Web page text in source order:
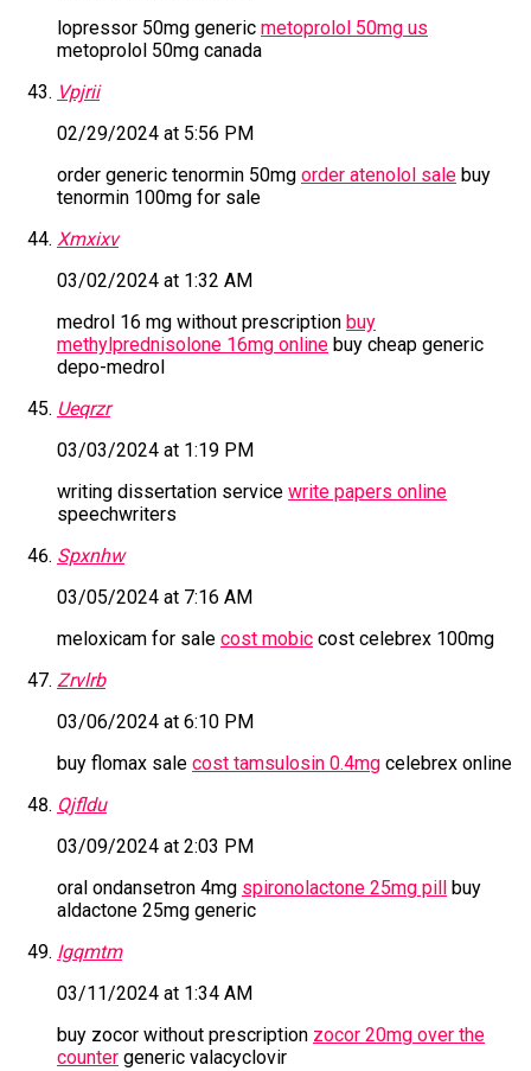
lopressor 50mg generic metoprolol 50mg us
metoprolol 50mg canada
Vpjrii
02/29/2024 at 5:56 PM
order generic tenormin 50mg order atenolol sale buy
tenormin 100mg for sale
Xmxixv
03/02/2024 at 1:32 AM
medrol 16 mg without prescription buy
methylprednisolone 16mg online buy cheap generic
depo-medrol
Ueqrzr
03/03/2024 at 1:19 PM
writing dissertation service write papers online
speechwriters
Spxnhw
03/05/2024 at 7:16 AM
meloxicam for sale cost mobic cost celebrex 100mg
Zrvlrb
03/06/2024 at 6:10 PM
buy flomax sale cost tamsulosin 0.4mg celebrex online
Qjfldu
03/09/2024 at 2:03 PM
oral ondansetron 4mg spironolactone 25mg pill buy
aldactone 25mg generic
Igqmtm
03/11/2024 at 1:34 AM
buy zocor without prescription zocor 20mg over the
counter generic valacyclovir